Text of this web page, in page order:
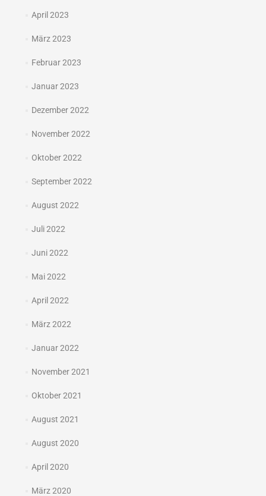
April 2023
März 2023
Februar 2023
Januar 2023
Dezember 2022
November 2022
Oktober 2022
September 2022
August 2022
Juli 2022
Juni 2022
Mai 2022
April 2022
März 2022
Januar 2022
November 2021
Oktober 2021
August 2021
August 2020
April 2020
März 2020